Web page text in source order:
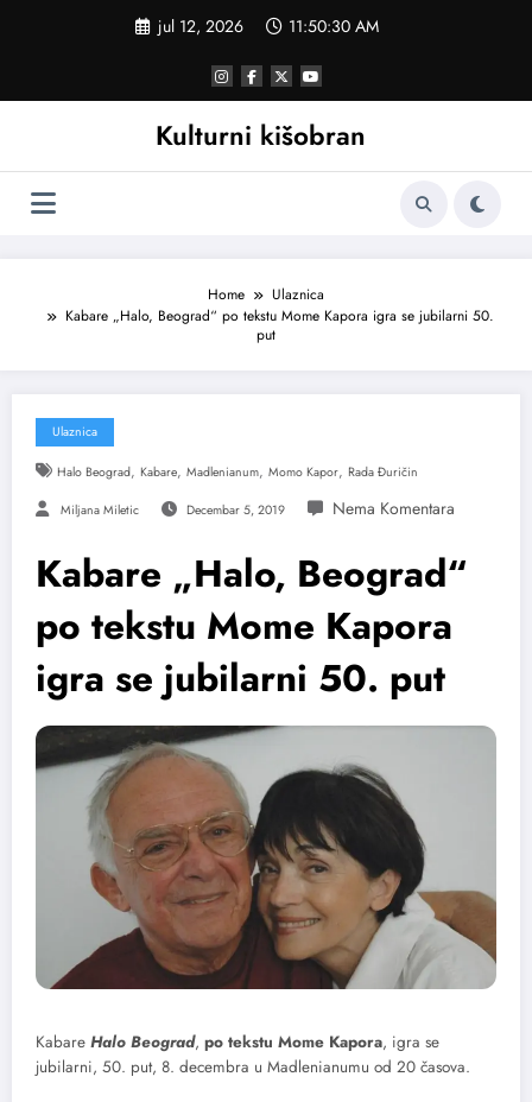
jul 12, 2026 11:50:30 AM
Kulturni kišobran
Home
Ulaznica
Kabare „Halo, Beograd“ po tekstu Mome Kapora igra se jubilarni 50.
put
Ulaznica
Halo Beograd, Kabare, Madlenianum, Momo Kapor, Rada Đuričin
Miljana Miletic Decembar 5, 2019
Kabare „Halo, Beograd“
po tekstu Mome Kapora
igra se jubilarni 50. put
Kabare Halo Beograd, po tekstu Mome Kapora, igra se
jubilarni, 50. put, 8. decembra u Madlenianumu od 20 časova.